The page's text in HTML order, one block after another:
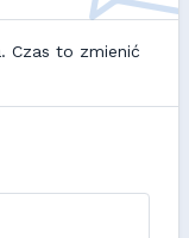
Czas to zmienić